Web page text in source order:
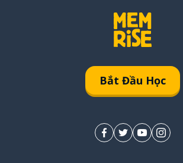
Bắt Đầu Học